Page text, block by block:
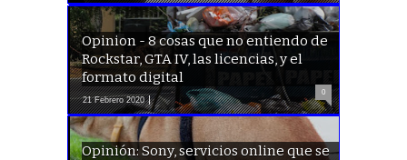
Opinion - 8 cosas que no entiendo de
Rockstar, GTA IV, las licencias, y el
formato digital
21 Febrero 2020
0
Opinión: Sony, servicios online que se